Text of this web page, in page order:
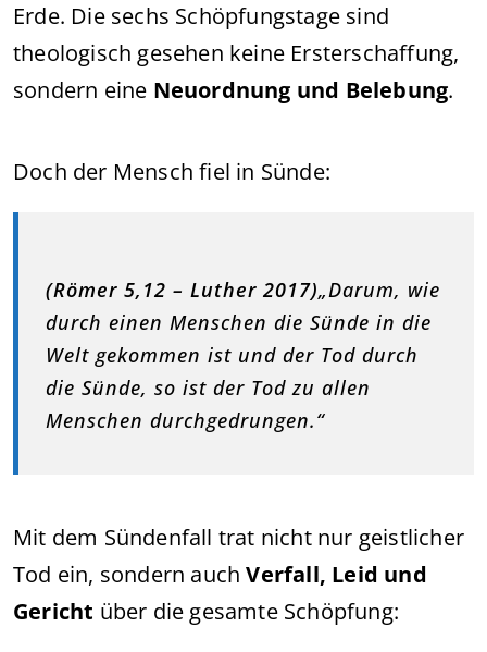
Erde. Die sechs Schöpfungstage sind
theologisch gesehen keine Ersterschaffung,
sondern eine Neuordnung und Belebung.
Doch der Mensch fiel in Sünde:
(Römer 5,12 – Luther 2017)„Darum, wie
durch einen Menschen die Sünde in die
Welt gekommen ist und der Tod durch
die Sünde, so ist der Tod zu allen
Menschen durchgedrungen.“
Mit dem Sündenfall trat nicht nur geistlicher
Tod ein, sondern auchVerfall, Leid und
Gericht über die gesamte Schöpfung: